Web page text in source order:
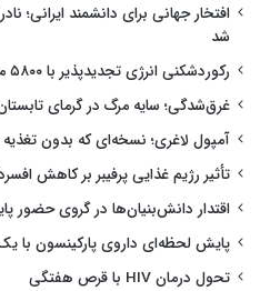
افتخار جهانی برای دانشمند ایرانی؛
شد
رکوردشکنی انرژی تجدیدپذیر با ۵۸۰۰ مگاوات برق
غرق‌شدگی؛ سایه مرگ در گرمای
آمپول لاغری؛ نسخه‌ای که بدون
تأثیر رژیم غذایی پرفیبر بر کاهش
اقتدار دانش‌بنیان‌ها در گروی حضور
پایش لحظه‌ای داروی پارکینسون با
تحول درمان HIV با قرص هفتگی